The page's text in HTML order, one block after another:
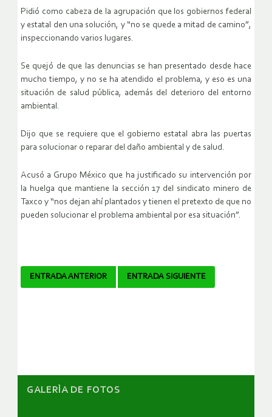
Pidió como cabeza de la agrupación que los gobiernos federal
y estatal den una solución, y “no se quede a mitad de camino”,
inspeccionando varios lugares.
Se quejó de que las denuncias se han presentado desde hace
mucho tiempo, y no se ha atendido el problema, y eso es una
situación de salud pública, además del deterioro del entorno
ambiental.
Dijo que se requiere que el gobierno estatal abra las puertas
para solucionar o reparar del daño ambiental y de salud.
Acusó a Grupo México que ha justificado su intervención por
la huelga que mantiene la sección 17 del sindicato minero de
Taxco y “nos dejan ahí plantados y tienen el pretexto de que no
pueden solucionar el problema ambiental por esa situación”.
Navegador
ENTRADA ANTERIOR ENTRADA SIGUIENTE
GALERÌA DE FOTOS